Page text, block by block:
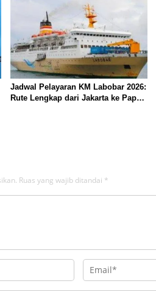
Jadwal Pelayaran KM Labobar 2026:
Rute Lengkap dari Jakarta ke Papua
Ruas yang wajib ditandai *